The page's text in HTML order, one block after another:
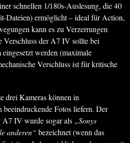
schnellen 1/180s-Auslesung, die 40
Dateien) ermöglicht – ideal für Action,
kann es zu Verzerrungen
Verschluss der A7 IV sollte bei
werden (maximale
Verschluss ist für kritische
drei Kameras können in
beeindruckende Fotos liefern. Der
A7 IV wurde sogar als „Sonys
anderen“ bezeichnet (wenn das